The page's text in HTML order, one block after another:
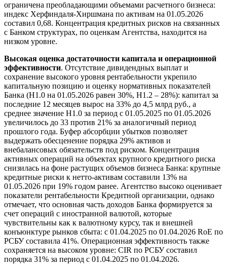
ограничена преобладающими объемами расчетного бизнеса:
индекс Херфиндаля-Хиршмана по активам на 01.05.2026
составил 0,68. Концентрация кредитных рисков на связанных
с Банком структурах, по оценкам Агентства, находится на
низком уровне.
Высокая оценка достаточности капитала и операционной
эффективности. Отсутствие дивидендных выплат и
сохранение высокого уровня рентабельности укрепило
капитальную позицию и оценку нормативных показателей
Банка (Н1.0 на 01.05.2026 равен 30%, Н1.2 – 28%): капитал за
последние 12 месяцев вырос на 33% до 4,5 млрд руб., а
среднее значение Н1.0 за период с 01.05.2025 по 01.05.2026
увеличилось до 33 против 21% за аналогичный период
прошлого года. Буфер абсорбции убытков позволяет
выдержать обесценение порядка 29% активов и
внебалансовых обязательств под риском. Концентрация
активных операций на объектах крупного кредитного риска
снизилась на фоне растущих объемов бизнеса Банка: крупные
кредитные риски к нетто-активам составили 13% на
01.05.2026 при 19% годом ранее. Агентство высоко оценивает
показатели рентабельности Кредитной организации, однако
отмечает, что основная часть доходов Банка формируется за
счет операций с иностранной валютой, которые
чувствительны как к валютному курсу, так и внешней
конъюнктуре рынков сбыта: с 01.04.2025 по 01.04.2026 RoE по
РСБУ составила 41%. Операционная эффективность также
сохраняется на высоком уровне: CIR по РСБУ составил
порядка 31% за период с 01.04.2025 по 01.04.2026.